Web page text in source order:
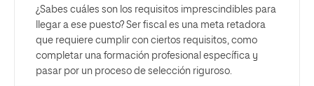
¿Sabes cuáles son los requisitos imprescindibles para
llegar a ese puesto? Ser fiscal es una meta retadora
que requiere cumplir con ciertos requisitos, como
completar una formación profesional específica y
pasar por un proceso de selección riguroso.